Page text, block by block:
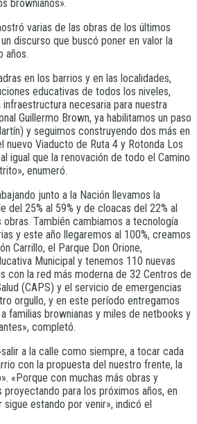
brownianos».
varias de las obras de los últimos
discurso que buscó poner en valor la
años.
en los barrios y en las localidades,
educativas de todos los niveles,
necesaria para nuestra
Guillermo Brown, ya habilitamos un paso
y seguimos construyendo dos más en
nuevo Viaducto de Ruta 4 y Rotonda Los
igual que la renovación de todo el Camino
enumeró.
junto a la Nación llevamos la
del 25% al 59% y de cloacas del 22% al
obras. También cambiamos a tecnología
y este año llegaremos al 100%, creamos
Carrillo, el Parque Don Orione,
Municipal y tenemos 110 nuevas
con la red más moderna de 32 Centros de
(CAPS) y el servicio de emergencias
orgullo, y en este período entregamos
familias brownianas y miles de netbooks y
completó.
a la calle como siempre, a tocar cada
con la propuesta del nuestro frente, la
«Porque con muchas más obras y
para los próximos años, en
estando por venir», indicó el